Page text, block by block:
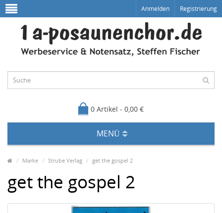
Anmelden Registrierung
0 Artikel - 0,00 €
MENÜ
Marke Strube Verlag get the gospel 2
get the gospel 2